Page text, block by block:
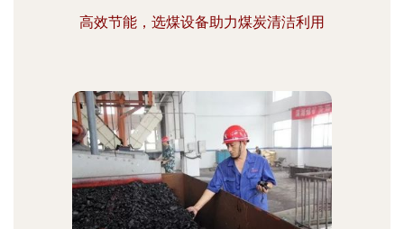
高效节能，选煤设备助力煤炭清洁利用